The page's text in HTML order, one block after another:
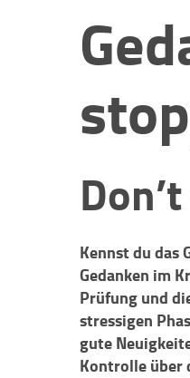
Kennst du das
Gedanken im
Prüfung und
stressigen
gute
Kontrolle über